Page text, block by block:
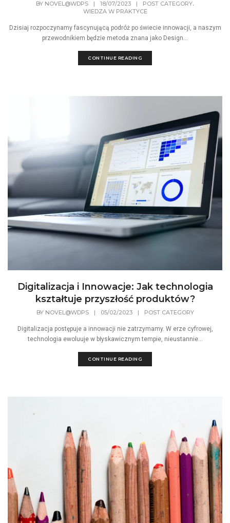
BY NOVEL@WDPS | 18/07/2023 | POST CATEGORY
WIEDZA W PRAKTYCE
Dzisiaj rozpoczynamy fascynującą podróż po świecie innowacji, a naszym
przewodnikiem będzie metoda znana jako Design...
CONTINUE READING
Digitalizacja i Innowacje: Jak technologia
kształtuje przyszłość produktów?
BY NOVEL@WDPS | 05/02/2023 | POST CATEGORY
Digitalizacja postępuje a innowacji nie zatrzymamy. W erze cyfrowej,
technologia ewoluuje w błyskawicznym tempie, nieustannie...
CONTINUE READING